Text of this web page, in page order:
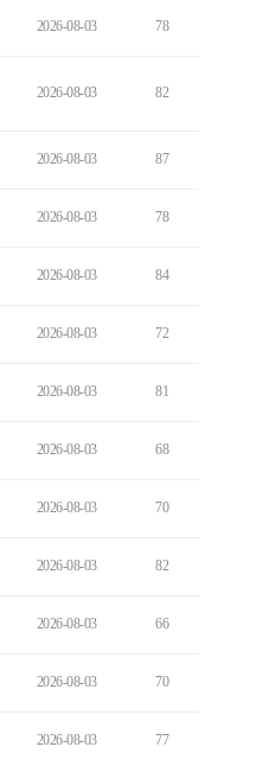
2026-08-03 78
2026-08-03 82
2026-08-03 87
2026-08-03 78
2026-08-03 84
2026-08-03 72
2026-08-03 81
2026-08-03 68
2026-08-03 70
2026-08-03 82
2026-08-03 66
2026-08-03 70
2026-08-03 77